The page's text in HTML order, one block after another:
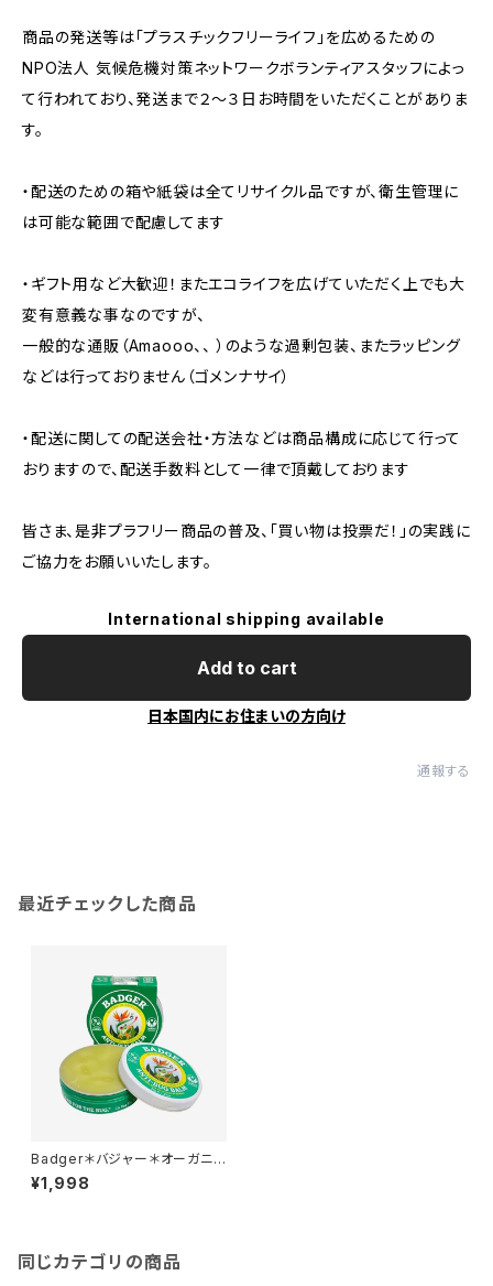
商品の発送等は「プラスチックフリーライフ」を広めるための
NPO法人 気候危機対策ネットワークボランティアスタッフによっ
て行われており、発送まで２～３日お時間をいただくことがありま
す。
・配送のための箱や紙袋は全てリサイクル品ですが、衛生管理に
は可能な範囲で配慮してます
・ギフト用など大歓迎！またエコライフを広げていただく上でも大
変有意義な事なのですが、
一般的な通販（Amaooo、、 ）のような過剰包装、またラッピング
などは行っておりません（ゴメンナサイ）
・配送に関しての配送会社・方法などは商品構成に応じて行って
おりますので、配送手数料として一律で頂戴しております
皆さま、是非プラフリー商品の普及、「買い物は投票だ！」の実践に
ご協力をお願いいたします。
International shipping available
Add to cart
日本国内にお住まいの方向け
通報する
最近チェックした商品
Badger＊バジャー＊オーガニッ
ク虫よけクリーム ＊21g
¥1,998
同じカテゴリの商品